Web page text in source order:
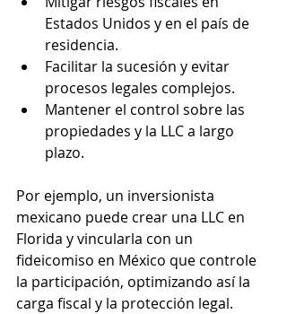
Estados Unidos y en el país de
residencia.
Facilitar la sucesión y evitar
procesos legales complejos.
Mantener el control sobre las
propiedades y la LLC a largo
plazo.
Por ejemplo, un inversionista
mexicano puede crear una LLC en
Florida y vincularla con un
fideicomiso en México que controle
la participación, optimizando así la
carga fiscal y la protección legal.